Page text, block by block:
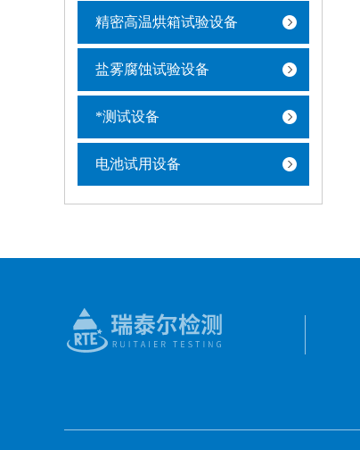
精密高温烘箱试验设备
盐雾腐蚀试验设备
*测试设备
电池试用设备